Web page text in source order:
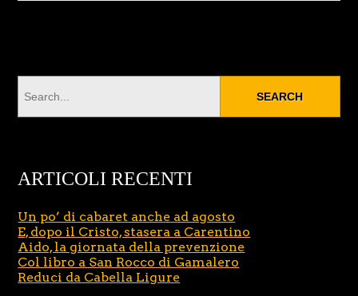
ARTICOLI RECENTI
Un po’ di cabaret anche ad agosto
E, dopo il Cristo, stasera a Carentino
Aido, la giornata della prevenzione
Col libro a San Rocco di Gamalero
Reduci da Cabella Ligure